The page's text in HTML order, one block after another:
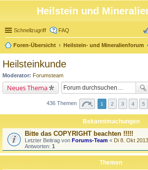
Heilstein und
Schnellzugriff FAQ
Foren-Übersicht Heilstein- und Mineralienforum
Heilsteinkunde
Moderator: Forumsteam
Neues Thema
436 Themen 1 2 3 4 5
Bekanntmachungen
Bitte das COPYRIGHT beachten !!!!!
Letzter Beitrag von Forums-Team « Di 8. Okt
Antworten: 1
Themen